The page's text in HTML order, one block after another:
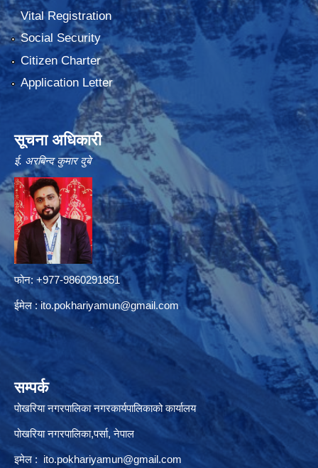
Vital Registration
Social Security
Citizen Charter
Application Letter
सूचना अधिकारी
ई. अरबिन्द कुमार दुबे
फोन: +977-9860291851
ईमेल :ito.pokhariyamun@gmail.com
सम्पर्क
पोखरिया नगरपालिका नगरकार्यपालिकाको कार्यालय
पोखरिया नगरपालिका,पर्सा, नेपाल
इमेल : ito.pokhariyamun@gmail.com